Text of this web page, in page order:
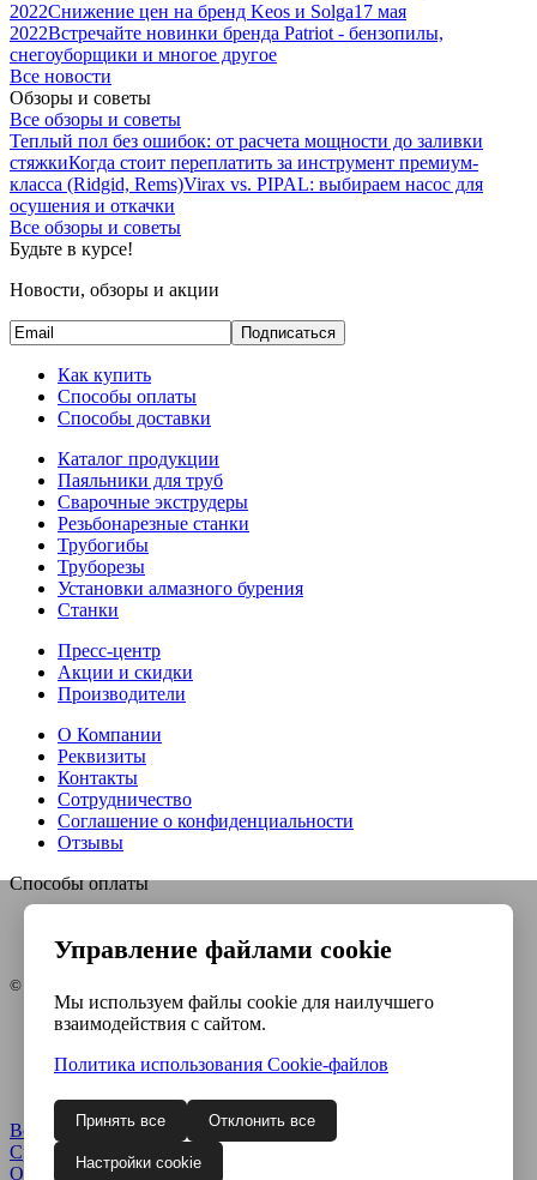
Управление файлами cookie
Мы используем файлы cookie для наилучшего
взаимодействия с сайтом.
Политика использования Сookie-файлов
Принять все Отклонить все
Настройки cookie
2022Снижение цен на бренд Keos и Solga17 мая
2022Встречайте новинки бренда Patriot - бензопилы,
снегоуборщики и многое другое
Все новости
Обзоры и советы
Все обзоры и советы
Теплый пол без ошибок: от расчета мощности до заливки
стяжкиКогда стоит переплатить за инструмент премиум-
класса (Ridgid, Rems)Virax vs. PIPAL: выбираем насос для
осушения и откачки
Все обзоры и советы
Будьте в курсе!
Новости, обзоры и акции
Подписаться
Как купить
Способы оплаты
Способы доставки
Каталог продукции
Паяльники для труб
Сварочные экструдеры
Резьбонарезные станки
Трубогибы
Труборезы
Установки алмазного бурения
Станки
Пресс-центр
Акции и скидки
Производители
О Компании
Реквизиты
Контакты
Сотрудничество
Соглашение о конфиденциальности
Отзывы
Способы оплаты
© Интернет-магазин Евро-инструмент, 2026
Контакты
Политика конфиденциальности
Войти
Регистрация
Сравнение
Отложенные0